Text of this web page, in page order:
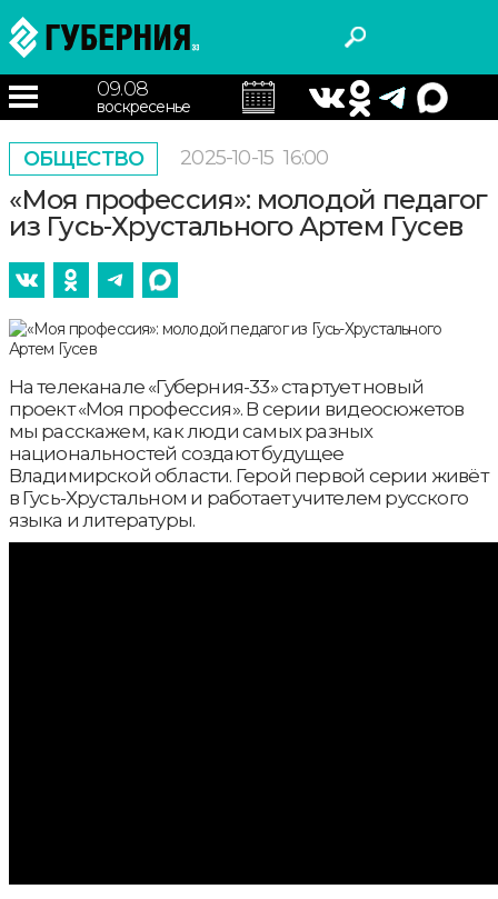
09.08
воскресенье
ОБЩЕСТВО 2025-10-15 16:00
«Моя профессия»: молодой педагог
из Гусь-Хрустального Артем Гусев
На телеканале «Губерния-33» стартует новый
проект «Моя профессия». В серии видеосюжетов
мы расскажем, как люди самых разных
национальностей создают будущее
Владимирской области. Герой первой серии живёт
в Гусь-Хрустальном и работает учителем русского
языка и литературы.